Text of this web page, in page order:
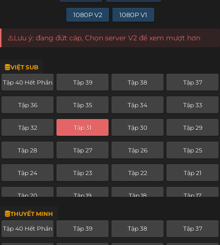
1080P V2 1080P V1
⚠️Lưu ý: đang đứt cáp, Chọn server V2 để xem mượt hơn
VIỆT SUB
Tập 40 Hết Phần Tập 39 Tập 38 Tập 37
Tập 36 Tập 35 Tập 34 Tập 33
Tập 32 Tập 31 Tập 30 Tập 29
Tập 28 Tập 27 Tập 26 Tập 25
Tập 24 Tập 23 Tập 22 Tập 21
Tập 20 Tập 19 Tập 18 Tập 17
Tập 16
THUYẾT MINH
Tập 40 Hết Phần Tập 39 Tập 38 Tập 37